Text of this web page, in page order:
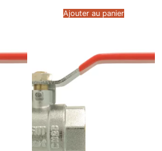
Ajouter au panier